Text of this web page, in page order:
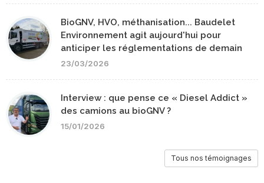
BioGNV, HVO, méthanisation... Baudelet
Environnement agit aujourd'hui pour
anticiper les réglementations de demain
23/03/2026
Interview : que pense ce « Diesel Addict »
des camions au bioGNV ?
15/01/2026
Tous nos témoignages